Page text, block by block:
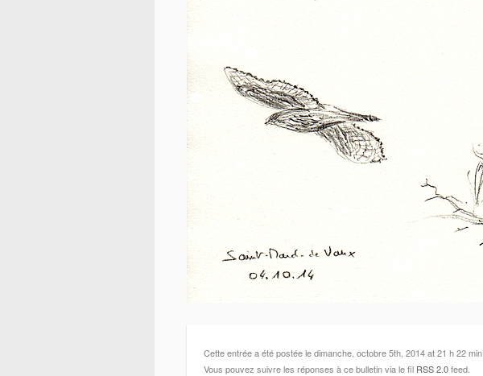
Cette entrée a été postée le dimanche, octobre 5th, 2014 at 21 h 22 min
Vous pouvez suivre les réponses à ce bulletin via le fil RSS 2.0feed.